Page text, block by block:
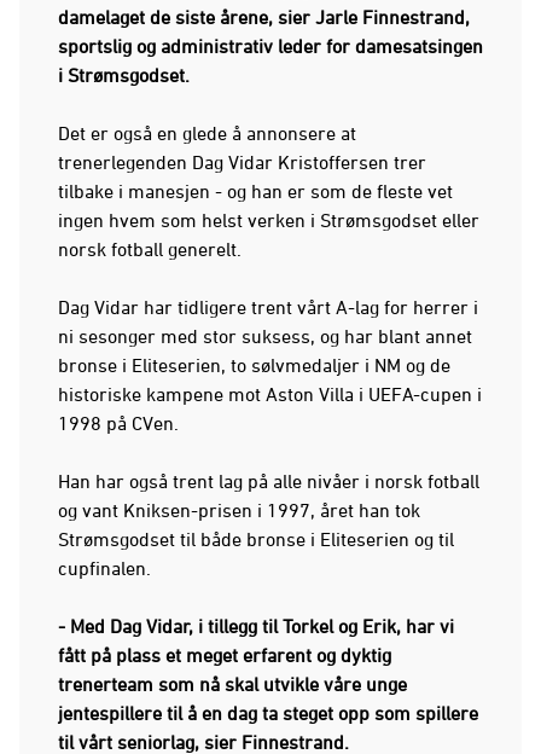
damelaget de siste årene, sier Jarle Finnestrand,
sportslig og administrativ leder for damesatsingen
i Strømsgodset.
Det er også en glede å annonsere at
trenerlegenden Dag Vidar Kristoffersen trer
tilbake i manesjen - og han er som de fleste vet
ingen hvem som helst verken i Strømsgodset eller
norsk fotball generelt.
Dag Vidar har tidligere trent vårt A-lag for herrer i
ni sesonger med stor suksess, og har blant annet
bronse i Eliteserien, to sølvmedaljer i NM og de
historiske kampene mot Aston Villa i UEFA-cupen i
1998 på CVen.
Han har også trent lag på alle nivåer i norsk fotball
og vant Kniksen-prisen i 1997, året han tok
Strømsgodset til både bronse i Eliteserien og til
cupfinalen.
- Med Dag Vidar, i tillegg til Torkel og Erik, har vi
fått på plass et meget erfarent og dyktig
trenerteam som nå skal utvikle våre unge
jentespillere til å en dag ta steget opp som spillere
til vårt seniorlag, sier Finnestrand.